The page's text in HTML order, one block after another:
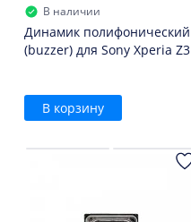
В наличии
Динамик полифонический
(buzzer) для Sony Xperia Z3
В корзину